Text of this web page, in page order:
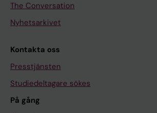
The Conversation
Nyhetsarkivet
Kontakta oss
Presstjänsten
Studiedeltagare sökes
På gång